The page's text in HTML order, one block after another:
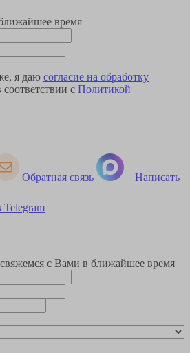
время
я даю согласие на обработку
соответствии с Политикой
Обратная связь Написать
Telegram
с Вами в ближайшее время